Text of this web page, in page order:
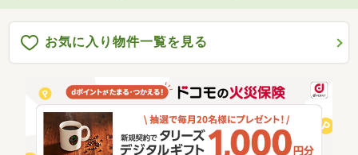
お気に入り物件一覧を見る